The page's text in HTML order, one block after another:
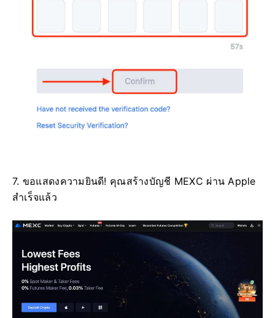
7. ขอแสดงความยินดี! คุณสร้างบัญชี MEXC ผ่าน Apple
สำเร็จแล้ว